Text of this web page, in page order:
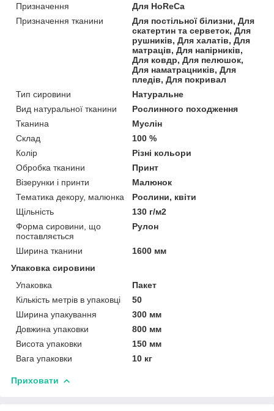
Призначення
Для HoReCa
Призначення тканини
Для постільної білизни, Для
скатертин та серветок, Для
рушників, Для халатів, Для
матраців, Для напірників,
Для ковдр, Для пелюшок,
Для наматрацників, Для
пледів, Для покривал
Тип сировини
Натуральне
Вид натуральної тканини
Рослинного походження
Тканина
Муслін
Склад
100 %
Колір
Різні кольори
Обробка тканини
Принт
Візерунки і принти
Малюнок
Тематика декору, малюнка
Рослини, квіти
Щільність
130 г/м2
Форма сировини, що
поставляється
Рулон
Ширина тканини
1600 мм
Упаковка сировини
Упаковка
Пакет
Кількість метрів в упаковці
50
Ширина упакування
300 мм
Довжина упаковки
800 мм
Висота упаковки
150 мм
Вага упаковки
10 кг
Приховати